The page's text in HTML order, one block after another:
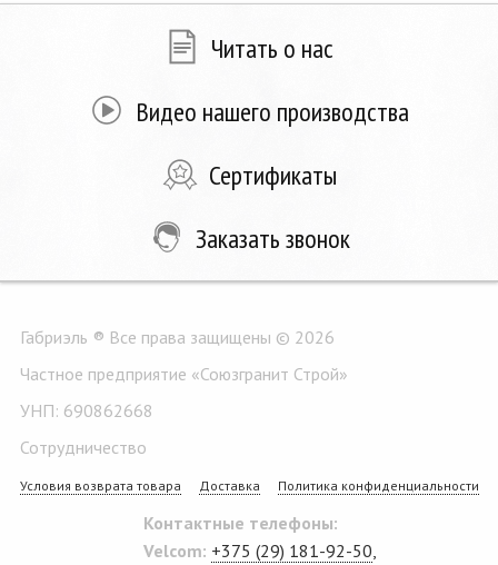
Читать о нас
Видео нашего производства
Сертификаты
Заказать звонок
Габриэль ® Все права защищены © 2026
Частное предприятие «Союзгранит Строй»
УНП: 690862668
Сотрудничество
Условия возврата товара Доставка Политика конфиденциальности
Контактные телефоны:
Velcom: +375 (29) 181-92-50